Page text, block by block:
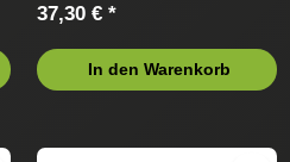
37,30 € *
In den Warenkorb